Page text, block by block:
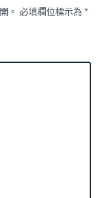
。 必填欄位標示為*